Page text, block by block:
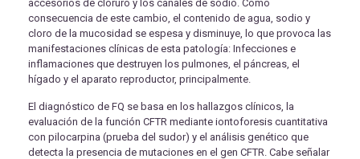
accesorios de cloruro y los canales de sodio. Como
consecuencia de este cambio, el contenido de agua, sodio y
cloro de la mucosidad se espesa y disminuye, lo que provoca las
manifestaciones clínicas de esta patología: Infecciones e
inflamaciones que destruyen los pulmones, el páncreas, el
hígado y el aparato reproductor, principalmente.
El diagnóstico de FQ se basa en los hallazgos clínicos, la
evaluación de la función CFTR mediante iontoforesis cuantitativa
con pilocarpina (prueba del sudor) y el análisis genético que
detecta la presencia de mutaciones en el gen CFTR. Cabe señalar